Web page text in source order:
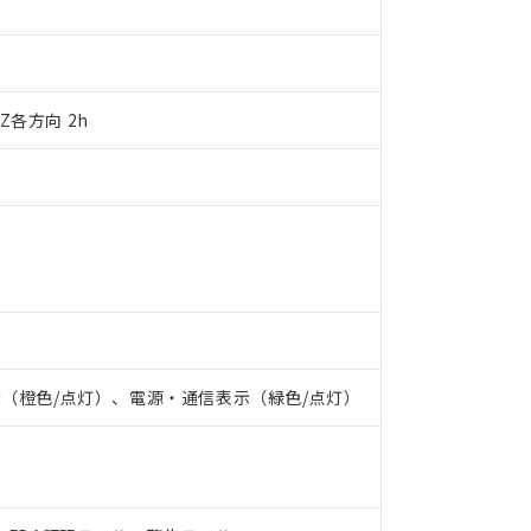
各方向 2h
橙色/点灯）、電源・通信表示（緑色/点灯）
書（当社基準）
タル酸エステル類４物質の対応では、対応完了までの期間は出
欄に対応日を記載しておりました。
への在庫切替を完了していることから、特段のことがない限り、
。